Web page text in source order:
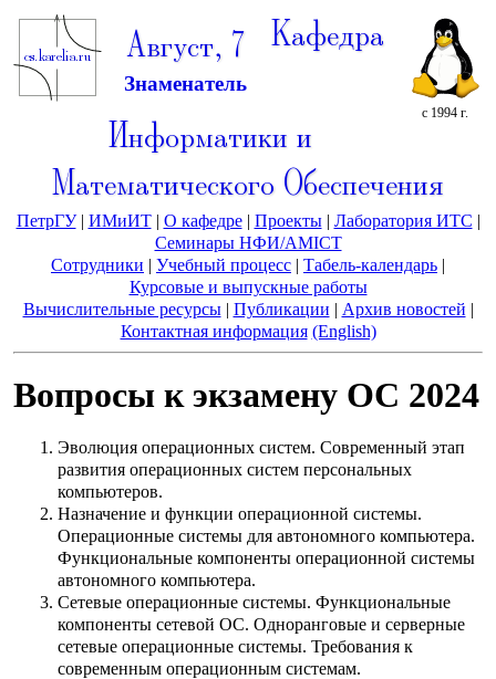
Август, 7
Знаменатель
с 1994 г.
Кафедра
Информатики и
Математического Обеспечения
ПетрГУ| ИМиИТ| О кафедре| Проекты| Лаборатория ИТС |
Семинары НФИ/AMICT
Сотрудники | Учебный процесс | Табель-календарь |
Курсовые и выпускные работы
Вычислительные ресурсы| Публикации | Архив новостей |
Контактная информация (English)
Вопросы к экзамену ОС 2024
Эволюция операционных систем. Современный этап
развития операционных систем персональных
компьютеров.
Назначение и функции операционной системы.
Операционные системы для автономного компьютера.
Функциональные компоненты операционной системы
автономного компьютера.
Сетевые операционные системы. Функциональные
компоненты сетевой ОС. Одноранговые и серверные
сетевые операционные системы. Требования к
современным операционным системам.